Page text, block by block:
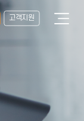
고객지원